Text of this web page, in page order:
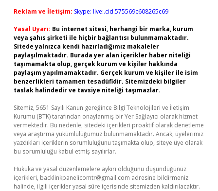
Reklam ve İletişim: Skype: live:.cid.575569c608265c69
Yasal Uyarı: Bu internet sitesi, herhangi bir marka, kurum
veya şahıs şirketi ile hiçbir bağlantısı bulunmamaktadır.
Sitede yalnızca kendi hazırladığımız makaleler
paylaşılmaktadır. Burada yer alan içerikler haber niteliği
taşımamakta olup, gerçek kurum ve kişiler hakkında
paylaşım yapılmamaktadır. Gerçek kurum ve kişiler ile isim
benzerlikleri tamamen tesadüfidir. Sitemizdeki bilgiler
taslak halindedir ve tavsiye niteliği taşımazlar.
Sitemiz, 5651 Sayılı Kanun gereğince Bilgi Teknolojileri ve İletişim
Kurumu (BTK) tarafından onaylanmış bir Yer Sağlayıcı olarak hizmet
vermektedir. Bu nedenle, sitedeki içerikleri proaktif olarak denetleme
veya araştırma yükümlülüğümüz bulunmamaktadır. Ancak, üyelerimiz
yazdıkları içeriklerin sorumluluğunu taşımakta olup, siteye üye olarak
bu sorumluluğu kabul etmiş sayılırlar.
Hukuka ve yasal düzenlemelere aykırı olduğunu düşündüğünüz
içerikleri, backlinkpanelicomtr@gmail.com adresine bildirmeniz
halinde, ilgili içerikler yasal süre içerisinde sitemizden kaldırılacaktır.